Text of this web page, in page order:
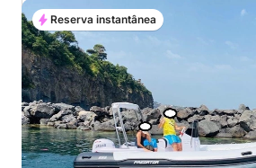
Reserva instantânea